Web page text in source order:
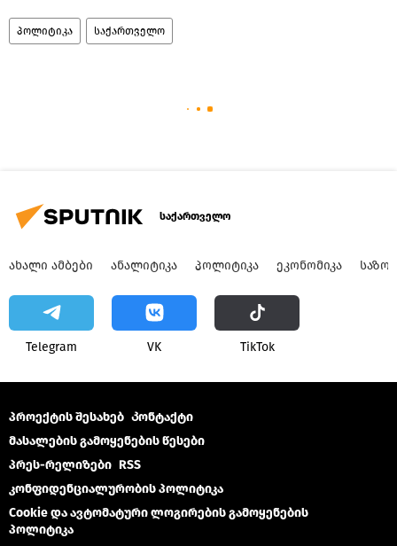
პოლიტიკა საქართველო
საქართველო
ᲐᲮᲐᲚᲘ ᲐᲛᲑᲔᲑᲘ ᲐᲜᲐᲚᲘᲢᲘᲙᲐ ᲞᲝᲚᲘᲢᲘᲙᲐ ᲔᲙᲝᲜᲝᲛᲘᲙᲐ
Telegram VK ТikТоk
პროექტის შესახებ Კონტაქტი
მასალების გამოყენების წესები
პრეს-რელიზები RSS
კონფიდენციალურობის პოლიტიკა
Cookie და ავტომატური ლოგირების გამოყენების
პოლიტიკა